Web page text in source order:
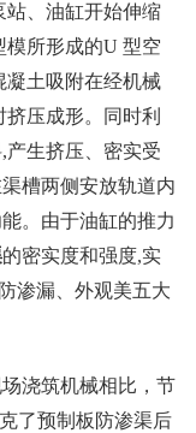
站、油缸开始伸缩
所形成的U 型空
凝土吸附在经机械
压成形。同时利
产生挤压、密实受
槽两侧安放轨道内
。由于油缸的推力
的密实度和强度,实
渗漏、外观美五大
浇筑机械相比，节
了预制板防渗渠后